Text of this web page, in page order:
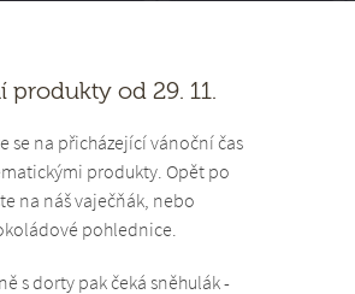
produkty od 29. 11.
se na přicházející vánoční čas
produkty. Opět po
na náš vaječňák, nebo
pohlednice.
s dorty pak čeká sněhulák -